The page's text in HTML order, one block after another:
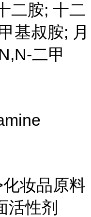
二胺; 十二
基叔胺; 月
二甲
妆品原料
活性剂